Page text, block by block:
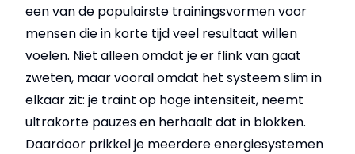
een van de populairste trainingsvormen voor
mensen die in korte tijd veel resultaat willen
voelen. Niet alleen omdat je er flink van gaat
zweten, maar vooral omdat het systeem slim in
elkaar zit: je traint op hoge intensiteit, neemt
ultrakorte pauzes en herhaalt dat in blokken.
Daardoor prikkel je meerdere energiesystemen